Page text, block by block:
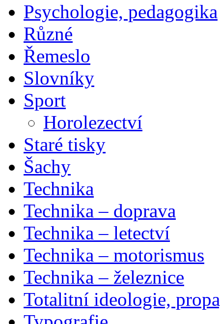
Psychologie, pedagogika
Různé
Řemeslo
Slovníky
Sport
Horolezectví
Staré tisky
Šachy
Technika
Technika – doprava
Technika – letectví
Technika – motorismus
Technika – železnice
Totalitní ideologie,